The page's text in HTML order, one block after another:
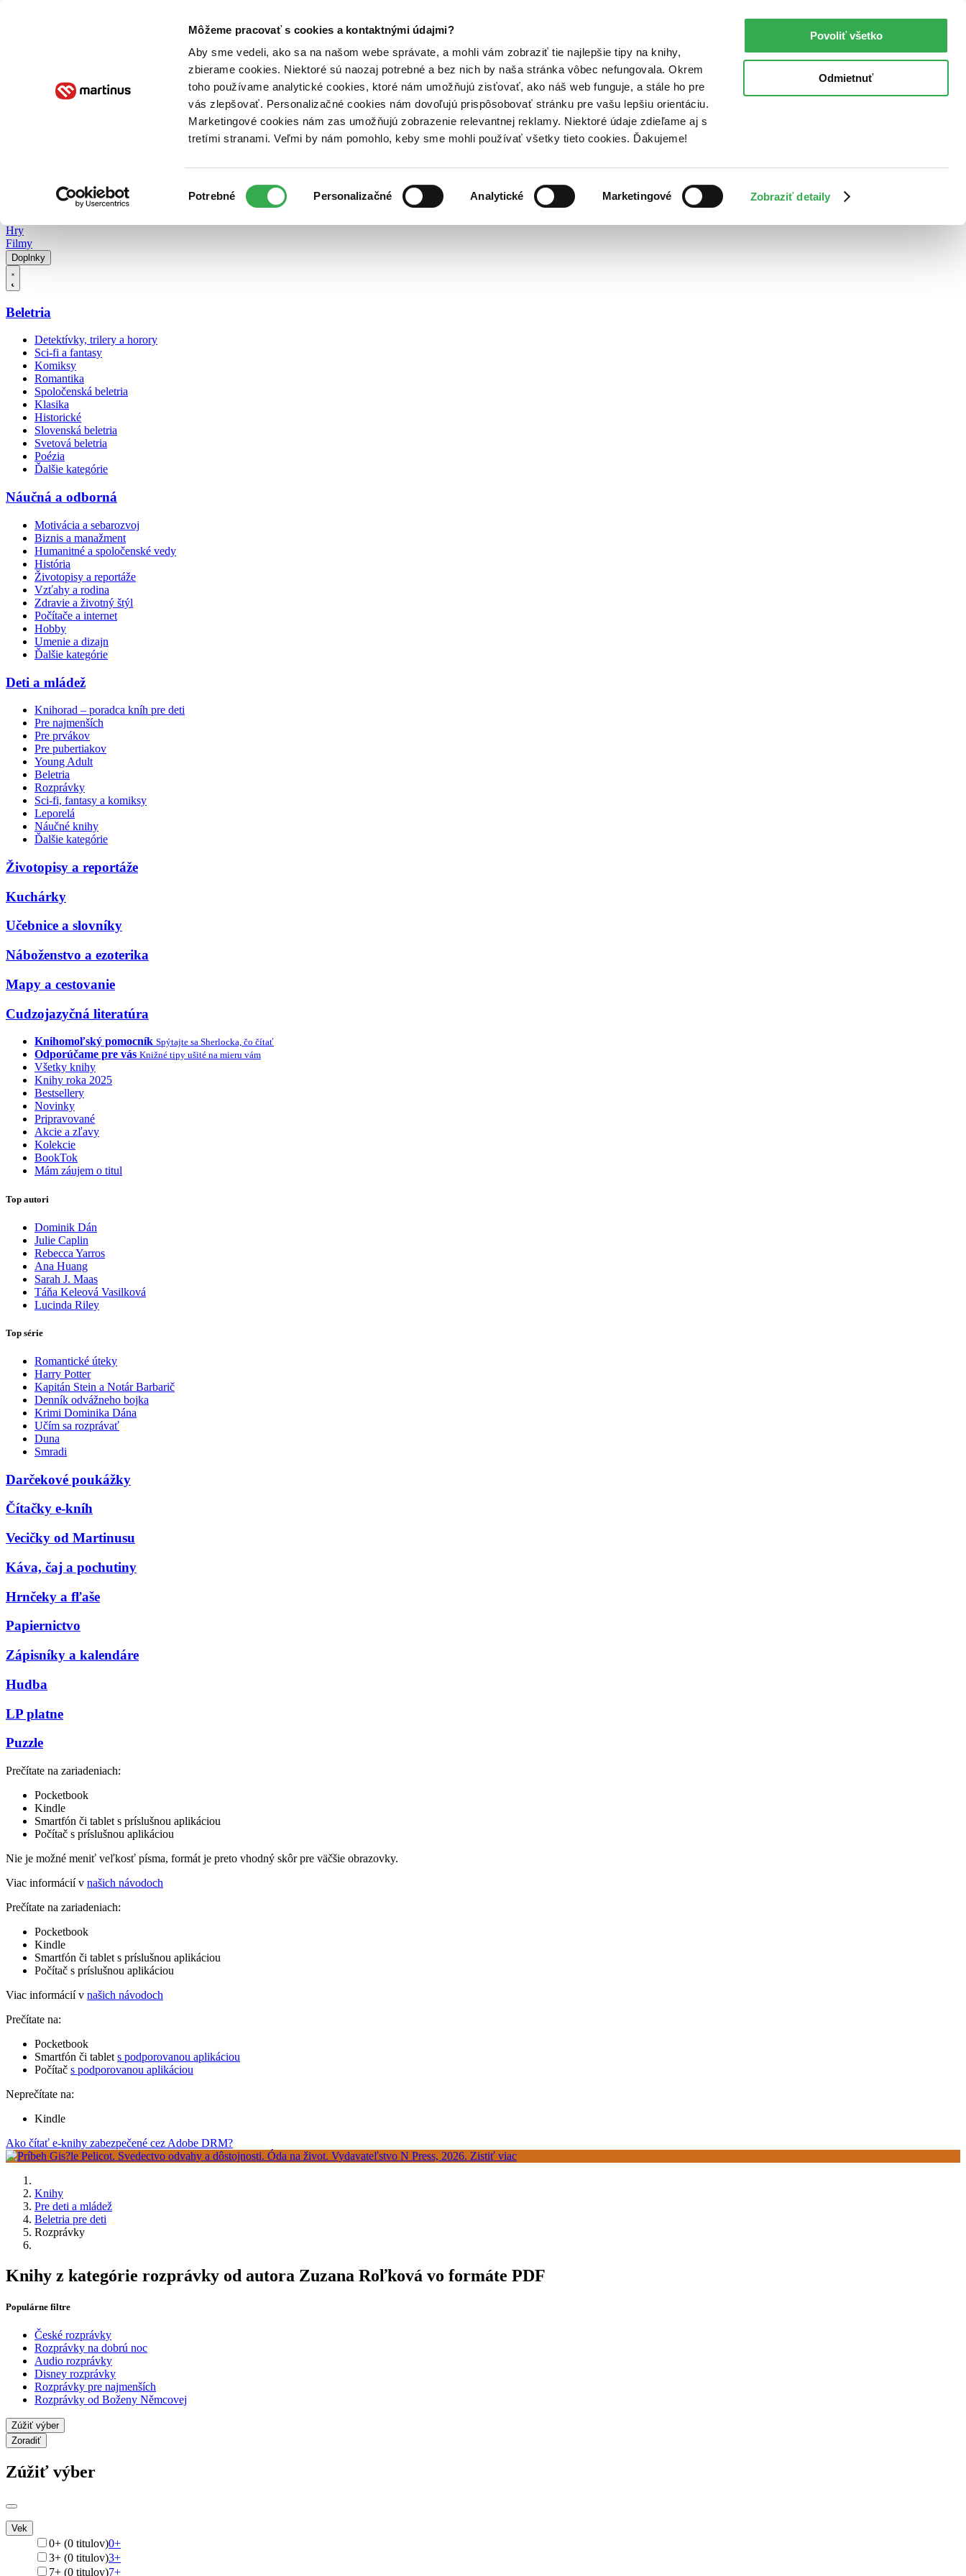
Môžeme pracovať s cookies a kontaktnými údajmi?
Aby sme vedeli, ako sa na našom webe správate, a mohli vám zobraziť tie najlepšie tipy na knihy,
zbierame cookies. Niektoré sú naozaj potrebné a bez nich by naša stránka vôbec nefungovala. Okrem
toho používame analytické cookies, ktoré nám umožňujú zisťovať, ako náš web funguje, a stále ho pre
vás zlepšovať. Personalizačné cookies nám dovoľujú prispôsobovať stránku pre vašu lepšiu orientáciu.
Marketingové cookies nám zas umožňujú zobrazenie relevantnej reklamy. Niektoré údaje zdieľame aj s
tretími stranami. Veľmi by nám pomohlo, keby sme mohli používať všetky tieto cookies. Ďakujeme!
súhlasu
Potrebné Personalizačné Analytické Marketingové Zobraziť detaily
Povoliť všetko
Odmietnuť
Poukážky Kontakt
Hry
Filmy
Doplnky
Beletria
Detektívky, trilery a horory
Sci-fi a fantasy
Komiksy
Romantika
Spoločenská beletria
Klasika
Historické
Slovenská beletria
Svetová beletria
Poézia
Ďalšie kategórie
Náučná a odborná
Motivácia a sebarozvoj
Biznis a manažment
Humanitné a spoločenské vedy
História
Životopisy a reportáže
Vzťahy a rodina
Zdravie a životný štýl
Počítače a internet
Hobby
Umenie a dizajn
Ďalšie kategórie
Deti a mládež
Knihorad – poradca kníh pre deti
Pre najmenších
Pre prvákov
Pre pubertiakov
Young Adult
Beletria
Rozprávky
Sci-fi, fantasy a komiksy
Leporelá
Náučné knihy
Ďalšie kategórie
Životopisy a reportáže
Kuchárky
Učebnice a slovníky
Náboženstvo a ezoterika
Mapy a cestovanie
Cudzojazyčná literatúra
Knihomoľský pomocník Spýtajte sa Sherlocka, čo čítať
Odporúčame pre vás Knižné tipy ušité na mieru vám
Všetky knihy
Knihy roka 2025
Bestsellery
Novinky
Pripravované
Akcie a zľavy
Kolekcie
BookTok
Mám záujem o titul
Top autori
Dominik Dán
Julie Caplin
Rebecca Yarros
Ana Huang
Sarah J. Maas
Táňa Keleová Vasilková
Lucinda Riley
Top série
Romantické úteky
Harry Potter
Kapitán Stein a Notár Barbarič
Denník odvážneho bojka
Krimi Dominika Dána
Učím sa rozprávať
Duna
Smradi
Darčekové poukážky
Čítačky e-kníh
Vecičky od Martinusu
Káva, čaj a pochutiny
Hrnčeky a fľaše
Papiernictvo
Zápisníky a kalendáre
Hudba
LP platne
Puzzle
Prečítate na zariadeniach:
Pocketbook
Kindle
Smartfón či tablet s príslušnou aplikáciou
Počítač s príslušnou aplikáciou
Nie je možné meniť veľkosť písma, formát je preto vhodný skôr pre väčšie obrazovky.
Viac informácií v našich návodoch
Prečítate na zariadeniach:
Pocketbook
Kindle
Smartfón či tablet s príslušnou aplikáciou
Počítač s príslušnou aplikáciou
Viac informácií v našich návodoch
Prečítate na:
Pocketbook
Smartfón či tablet s podporovanou aplikáciou
Počítač s podporovanou aplikáciou
Neprečítate na:
Kindle
Ako čítať e-knihy zabezpečené cez Adobe DRM?
Knihy
Pre deti a mládež
Beletria pre deti
Rozprávky
Knihy z kategórie rozprávky od autora Zuzana Roľková vo formáte PDF
Populárne filtre
České rozprávky
Rozprávky na dobrú noc
Audio rozprávky
Disney rozprávky
Rozprávky pre najmenších
Rozprávky od Boženy Němcovej
Zúžiť výber
Zoradiť
Zúžiť výber
Vek
0+ (0 titulov)0+
3+ (0 titulov)3+
7+ (0 titulov)7+